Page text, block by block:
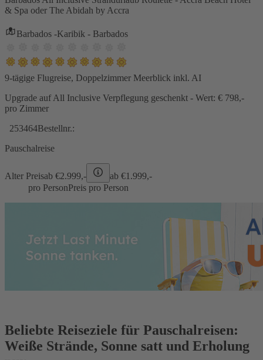
& Spa oder The Abidah by Accra
Barbados -Karibik - Barbados
9-tägige Flugreise, Doppelzimmer Meerblick inkl. AI
Upgrade auf All Inclusive Verpflegung geschenkt - Wert: € 798,-
pro Zimmer
253464Bestellnr.:
Pauschalreise
Alter Preisab €2.999,- ab €1.999,-
pro PersonPreis pro Person
Beliebte Reiseziele für Pauschalreisen:
Weiße Strände, Sonne satt und Erholung